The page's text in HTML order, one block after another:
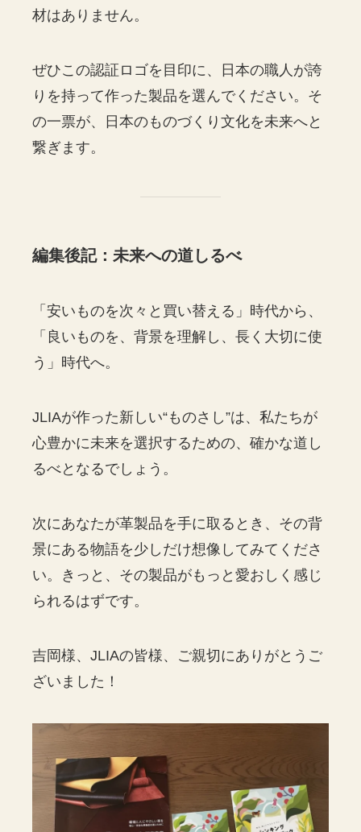
材はありません。
ぜひこの認証ロゴを目印に、日本の職人が誇
りを持って作った製品を選んでください。そ
の一票が、日本のものづくり文化を未来へと
繋ぎます。
編集後記：未来への道しるべ
「安いものを次々と買い替える」時代から、
「良いものを、背景を理解し、長く大切に使
う」時代へ。
JLIAが作った新しい“ものさし”は、私たちが
心豊かに未来を選択するための、確かな道し
るべとなるでしょう。
次にあなたが革製品を手に取るとき、その背
景にある物語を少しだけ想像してみてくださ
い。きっと、その製品がもっと愛おしく感じ
られるはずです。
吉岡様、JLIAの皆様、ご親切にありがとうご
ざいました！